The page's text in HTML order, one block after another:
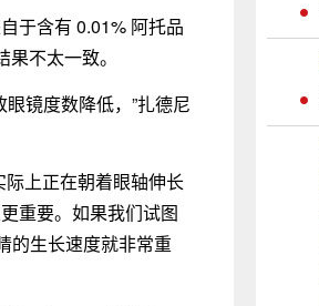
于含有 0.01% 阿托品
不太一致。
镜度数降低，”扎德尼
上正在朝着眼轴伸长
重要。如果我们试图
的生长速度就非常重